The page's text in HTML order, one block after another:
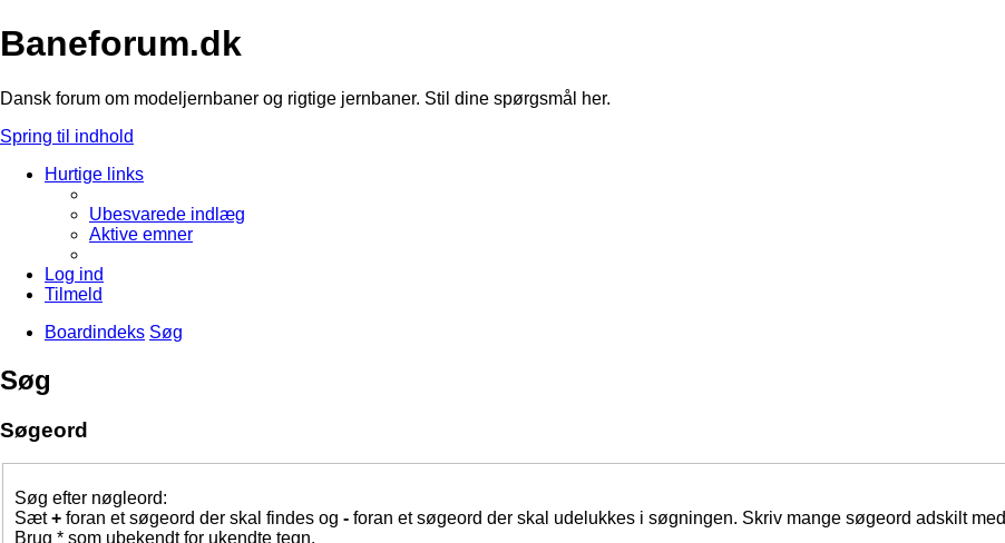
Baneforum.dk
Dansk forum om modeljernbaner og rigtige jernbaner. Stil dine spørgsmål her.
Spring til indhold
Hurtige links
Ubesvarede indlæg
Aktive emner
Log ind
Tilmeld
Boardindeks Søg
Søg
Søgeord
Søg efter nøgleord:
Sæt+ foran et søgeord der skal findes og - foran et søgeord der skal udelukkes i søgningen. Skriv mange søgeord adskilt med
Brug * som ubekendt for ukendte tegn.